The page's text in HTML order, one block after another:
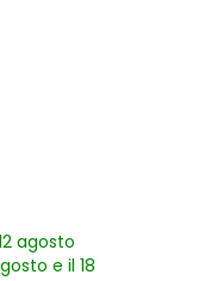
agosto
e il 18